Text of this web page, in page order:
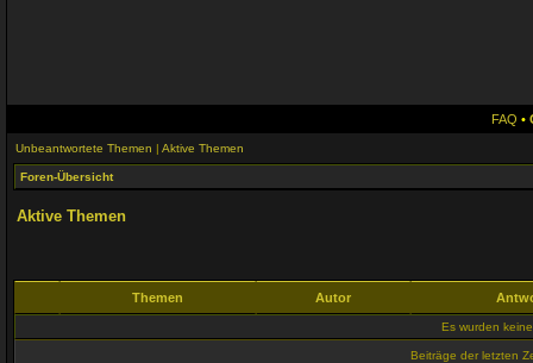
FAQ •
Unbeantwortete Themen | Aktive Themen
Foren-Übersicht
Aktive Themen
Themen Autor
Es wurden
Beiträge der letzten